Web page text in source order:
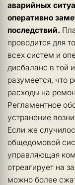
аварийных
оперативно
последствий.
проводится для
всех систем и
дисбаланс в той
разумеется, что
расходы на
Регламентное
устранение
Если же
общедомовой
управляющая
отреагирует на
можно более